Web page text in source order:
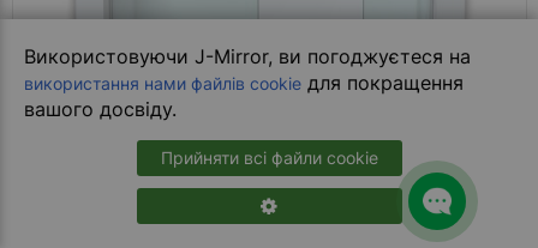
Використовуючи J-Mirror, ви погоджуєтеся на
використання нами файлів cookie для покращення
вашого досвіду.
Прийняти всі файли cookie